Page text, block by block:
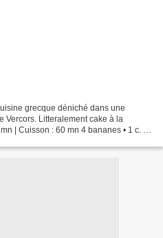
grecque déniché dans une
Vercors. Litteralement cake à la
| Cuisson : 60 mn 4 bananes • 1 c. à